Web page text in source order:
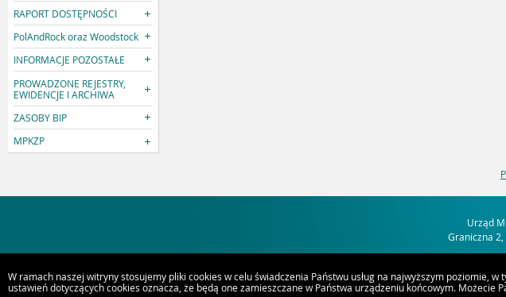
RAPORT DOSTĘPNOŚCI
PolAndRock oraz Woodstock
INFORMACJE POZOSTAŁE
PROWADZONE REJESTRY,
EWIDENCJE I ARCHIWA
ZASOBY BIP
MPKZP
Urząd
Graniczna
W ramach naszej witryny stosujemy pliki cookies w celu świadczenia Państwu usług na najwyższym poziomie,
ustawień dotyczących cookies oznacza, że będą one zamieszczane w Państwa urządzeniu końcowym. Możecie